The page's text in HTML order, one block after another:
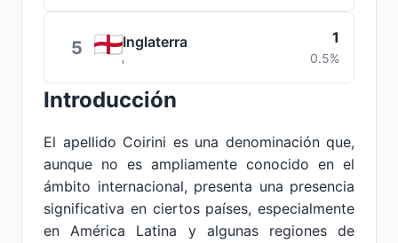
5 Inglaterra 1
0.5%
Introducción
El apellido Coirini es una denominación que,
aunque no es ampliamente conocido en el
ámbito internacional, presenta una presencia
significativa en ciertos países, especialmente
en América Latina y algunas regiones de